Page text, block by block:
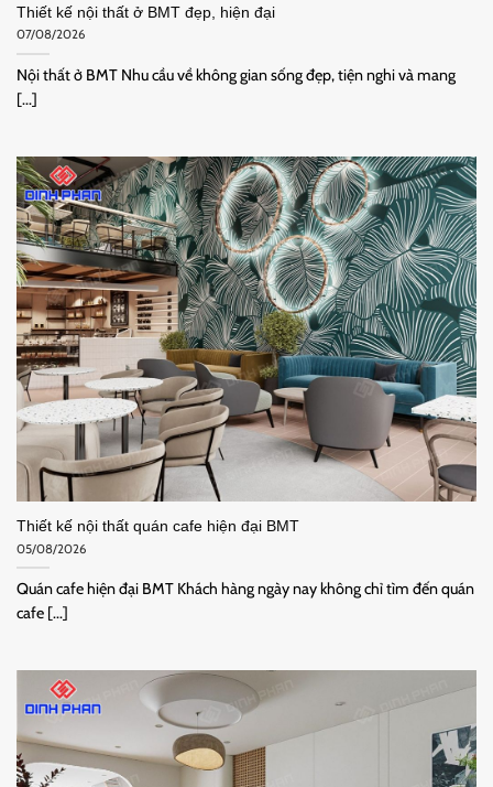
Thiết kế nội thất ở BMT đẹp, hiện đại
07/08/2026
Nội thất ở BMT Nhu cầu về không gian sống đẹp, tiện nghi và mang
[...]
Thiết kế nội thất quán cafe hiện đại BMT
05/08/2026
Quán cafe hiện đại BMT Khách hàng ngày nay không chỉ tìm đến quán
cafe [...]